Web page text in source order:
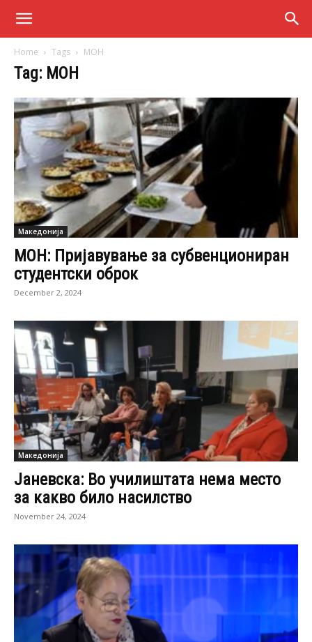
Home Tags МОН
Tag: МОН
Македонија
МОН: Пријавување за субвенциониран
студентски оброк
December 2, 2024
Македонија
Јаневска: Во училиштата нема место
за какво било насилство
November 24, 2024